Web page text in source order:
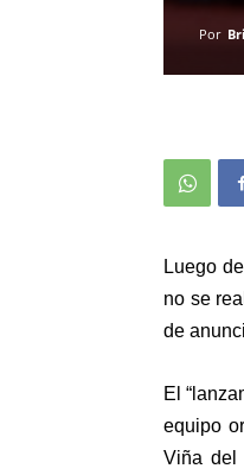
Por
Luego
no se
de
El
equipo
Viña del